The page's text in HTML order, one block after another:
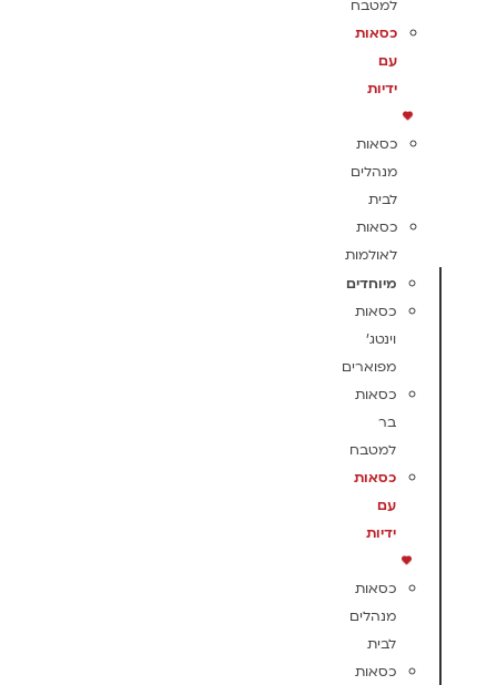
למטבח
כסאות
עם
ידיות
כסאות
מנהלים
לבית
כסאות
לאולמות
מיוחדים
כסאות
וינטג'
מפוארים
כסאות
בר
למטבח
כסאות
עם
ידיות
כסאות
מנהלים
לבית
כסאות